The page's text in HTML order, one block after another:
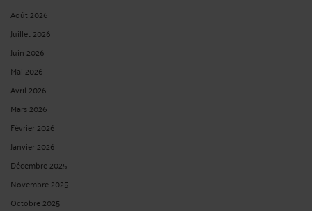
Août 2026
Juillet 2026
Juin 2026
Mai 2026
Avril 2026
Mars 2026
Février 2026
Janvier 2026
Décembre 2025
Novembre 2025
Octobre 2025